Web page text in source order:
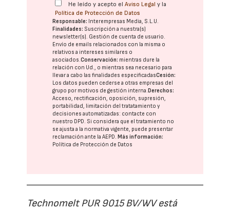
He leído y acepto elAviso Legal y la
Política de Protección de Datos
Responsable: Interempresas Media, S.L.U.
Finalidades: Suscripción a nuestra(s)
newsletter(s). Gestión de cuenta de usuario.
Envío de emails relacionados con la misma o
relativos a intereses similares o
asociados.Conservación: mientras dure la
relación con Ud., o mientras sea necesario para
llevar a cabo las finalidades especificadasCesión:
Los datos pueden cederse a otras empresas del
grupo por motivos de gestión interna. Derechos:
Acceso, rectificación, oposición, supresión,
portabilidad, limitación del tratatamiento y
decisiones automatizadas: contacte con
nuestro DPD. Si considera que el tratamiento no
se ajusta a la normativa vigente, puede presentar
reclamación ante laAEPD. Más información:
Política de Protección de Datos
Technomelt PUR 9015 BV/WV está